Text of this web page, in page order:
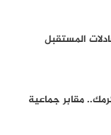
المستقبل
مقابر جماعية